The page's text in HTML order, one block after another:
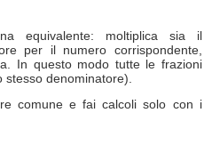
equivalente: moltiplica sia il
per il numero corrispondente,
In questo modo tutte le frazioni
denominatore).
comune e fai calcoli solo con i